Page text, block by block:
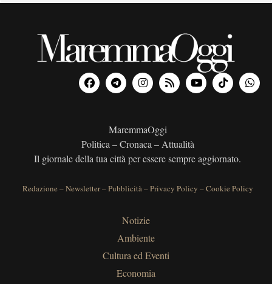
MaremmaOggi
Politica – Cronaca – Attualità
Il giornale della tua città per essere sempre aggiornato.
Redazione –Newsletter–Pubblicità–Privacy Policy –Cookie Policy
Notizie
Ambiente
Cultura ed Eventi
Economia